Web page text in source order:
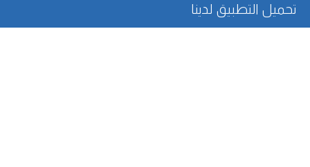
تحميل التطبيق لدينا